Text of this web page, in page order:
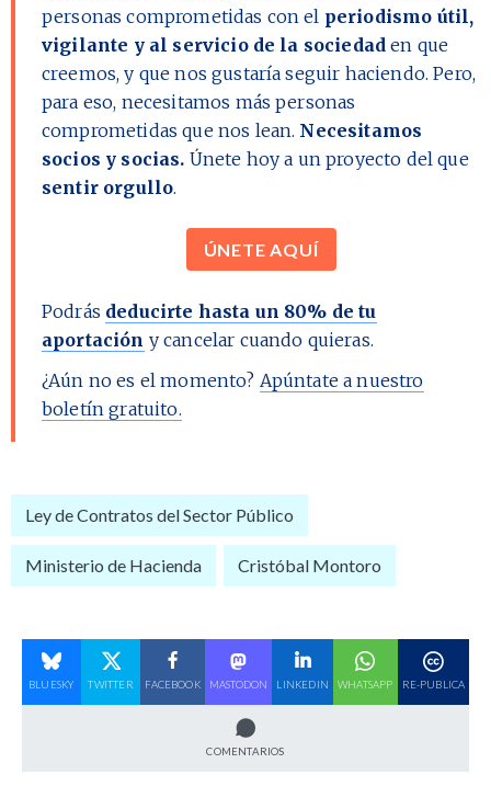
personas comprometidas con el periodismo útil,
vigilante y al servicio de la sociedad en que
creemos, y que nos gustaría seguir haciendo. Pero,
para eso, necesitamos más personas
comprometidas que nos lean. Necesitamos
socios y socias. Únete hoy a un proyecto del que
sentir orgullo.
ÚNETE AQUÍ
Podrás deducirte hasta un 80% de tu
aportación y cancelar cuando quieras.
¿Aún no es el momento? Apúntate a nuestro
boletín gratuito.
Ley de Contratos del Sector Público
Ministerio de Hacienda Cristóbal Montoro
BLUESKY TWITTER FACEBOOK MASTODON LINKEDIN WHATSAPP RE-PUBLICA
COMENTARIOS